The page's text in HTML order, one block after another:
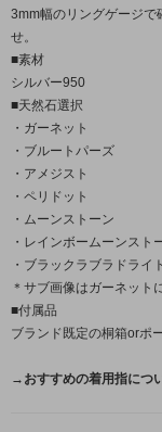
3mm幅のリングゲージで
せ。
■素材
シルバー950
■天然石選択
・ガーネット
・ブルートパーズ
・アメジスト
・ペリドット
・ムーンストーン
・レインボームーンスト
・ブラックラブラドライト
＊サブ画像はガーネット
■付属品
ブランド既定の桐箱orポ
→おすすめの着用指につ